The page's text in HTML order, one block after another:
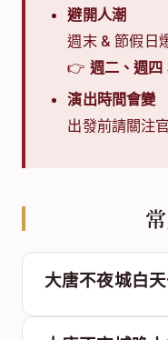
避開人潮
週末 & 節假日
👉 週二、週四
演出時間會變
出發前請關注
大唐不夜城白